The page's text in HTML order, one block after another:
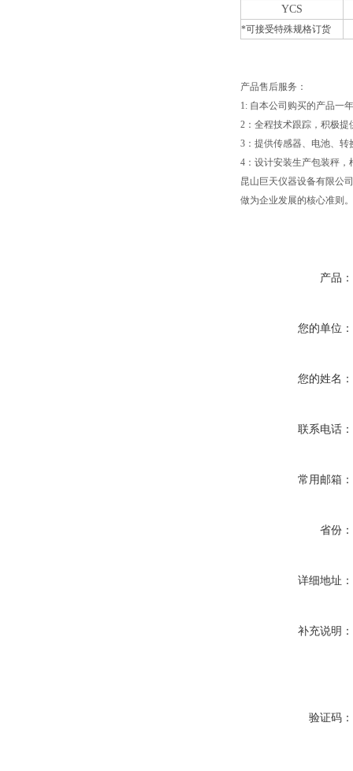
YCS
*可接受特殊规格订货
产品售后服务：
1: 自本公司购买的产品一
2：全程技术跟踪，积极提
3：提供传感器、电池、
4：设计安装生产包装秤
昆山巨天仪器设备有限公
做为企业发展的核心准则
产品：
您的单位：
您的姓名：
联系电话：
常用邮箱：
省份：
详细地址：
补充说明：
验证码：